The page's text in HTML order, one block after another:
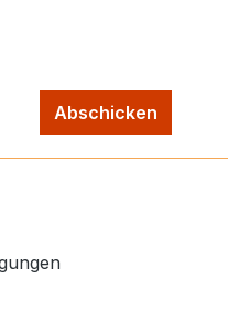
Abschicken